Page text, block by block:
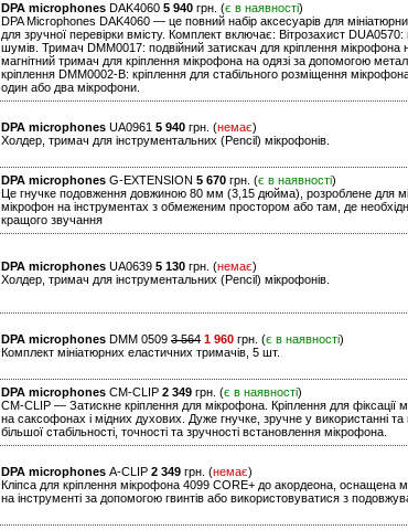
DPA microphones DAK4060 5 940 грн. (є в наявності)
DPA Microphones DAK4060 — це повний набір аксесуарів для
для зручної перевірки вмісту. Комплект включає: Вітрозахист
шумів. Тримач DMM0017: подвійний затискач для кріплення
магнітний тримач для кріплення мікрофона на одязі за допомогою
кріплення DMM0002-B: кріплення для стабільного розміщення
один або два мікрофони.
DPA microphones UA0961 5 940 грн. (немає)
Холдер, тримач для інструментальних (Pencil) мікрофонів.
DPA microphones G-EXTENSION 5 670 грн. (є в наявності)
Це гнучке подовження довжиною 80 мм (3,15 дюйма), розроблене для
мікрофон на інструментах з обмеженим простором або там, де
кращого звучання
DPA microphones UA0639 5 130 грн. (немає)
Холдер, тримач для інструментальних (Pencil) мікрофонів.
DPA microphones DMM 0509 3 564 1 960 грн. (є в наявності)
Комплект мініатюрних еластичних тримачів, 5 шт.
DPA microphones CM-CLIP 2 349 грн. (є в наявності)
CM-CLIP — Затискне кріплення для мікрофона. Кріплення для
на саксофонах і мідних духових. Дуже гнучке, зручне у використанні
більшої стабільності, точності та зручності встановлення мікрофона.
DPA microphones A-CLIP 2 349 грн. (немає)
Кліпса для кріплення мікрофона 4099 CORE+ до акордеона, оснащена
на інструменті за допомогою гвинтів або використовуватися з